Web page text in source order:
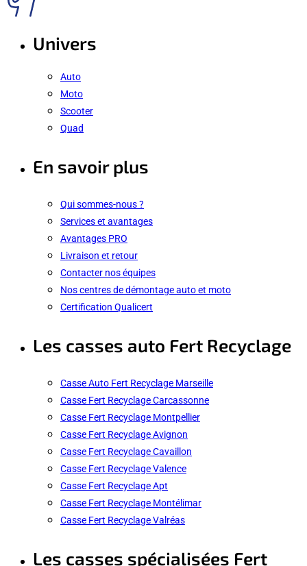
Univers
Auto
Moto
Scooter
Quad
En savoir plus
Qui sommes-nous ?
Services et avantages
Avantages PRO
Livraison et retour
Contacter nos équipes
Nos centres de démontage auto et moto
Certification Qualicert
Les casses auto Fert Recyclage
Casse Auto Fert Recyclage Marseille
Casse Fert Recyclage Carcassonne
Casse Fert Recyclage Montpellier
Casse Fert Recyclage Avignon
Casse Fert Recyclage Cavaillon
Casse Fert Recyclage Valence
Casse Fert Recyclage Apt
Casse Fert Recyclage Montélimar
Casse Fert Recyclage Valréas
Les casses spécialisées Fert